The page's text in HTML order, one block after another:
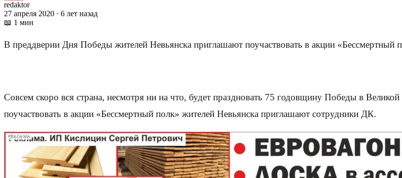
redaktor
27 апреля 2020 · 6 лет назад
📖 1 мин
В преддверии Дня Победы жителей Невьянска приглашают поучаствовать в акции «Бессмертный
Совсем скоро вся страна, несмотря ни на что, будет праздновать 75 годовщину Победы в
поучаствовать в акции «Бессмертный полк» жителей Невьянска приглашают сотрудники ДК.
РЕКЛАМА